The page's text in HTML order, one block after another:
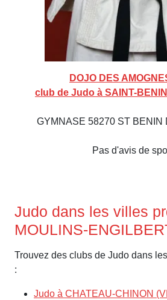
DOJO DES
club de Judo à SAINT-
GYMNASE 58270 ST BENIN
Pas d'avis de
Judo dans les villes
MOULINS-
Trouvez des clubs de Judo dans
:
Judo à CHATEAU-CHINON